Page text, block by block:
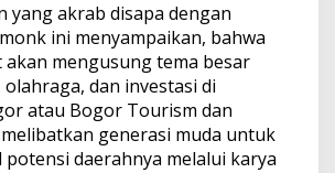
yang akrab disapa dengan
ini menyampaikan, bahwa
mengusung tema besar
dan investasi di
atau Bogor Tourism dan
generasi muda untuk
potensi daerahnya melalui karya